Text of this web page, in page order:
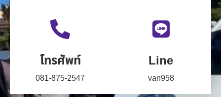
โทรศัพท์
081-875-2547
Line
van958